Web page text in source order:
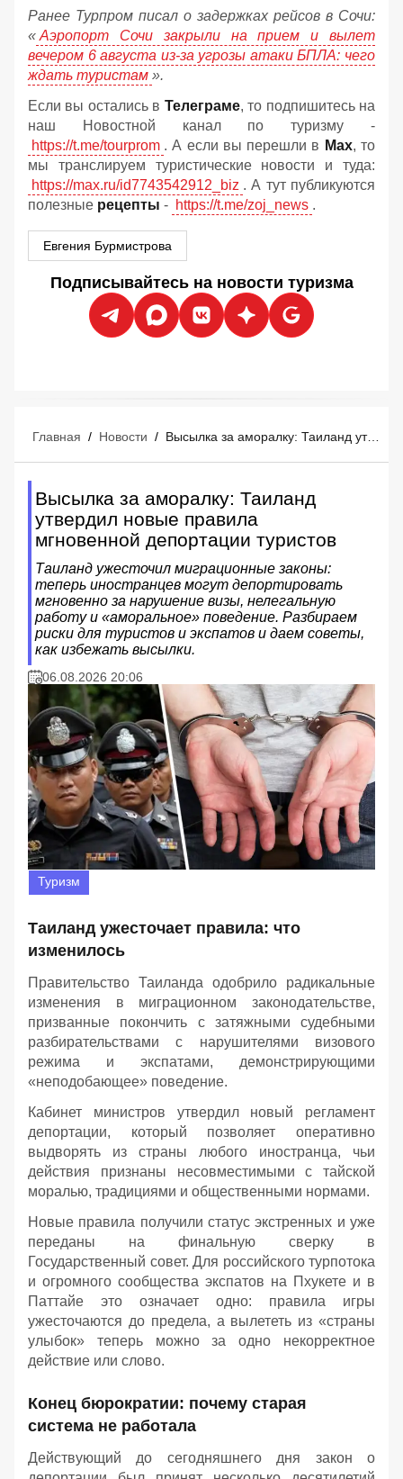
Ранее Турпром писал о задержках рейсов в Сочи:
« Аэропорт Сочи закрыли на прием и вылет
вечером 6 августа из-за угрозы атаки БПЛА: чего
ждать туристам ».
Если вы остались в Телеграме, то подпишитесь на
наш Новостной канал по туризму -
https://t.me/tourprom . А если вы перешли в Мах, то
мы транслируем туристические новости и туда:
https://max.ru/id7743542912_biz . А тут публикуются
полезные рецепты - https://t.me/zoj_news .
Евгения Бурмистрова
Подписывайтесь на новости туризма
Главная / Новости / Высылка за аморалку: Таиланд утвердил новые правила мгновенной депортации туристов
Высылка за аморалку: Таиланд
утвердил новые правила
мгновенной депортации туристов
Таиланд ужесточил миграционные законы:
теперь иностранцев могут депортировать
мгновенно за нарушение визы, нелегальную
работу и «аморальное» поведение. Разбираем
риски для туристов и экспатов и даем советы,
как избежать высылки.
06.08.2026 20:06
Туризм
Таиланд ужесточает правила: что
изменилось
Правительство Таиланда одобрило радикальные
изменения в миграционном законодательстве,
призванные покончить с затяжными судебными
разбирательствами с нарушителями визового
режима и экспатами, демонстрирующими
«неподобающее» поведение.
Кабинет министров утвердил новый регламент
депортации, который позволяет оперативно
выдворять из страны любого иностранца, чьи
действия признаны несовместимыми с тайской
моралью, традициями и общественными нормами.
Новые правила получили статус экстренных и уже
переданы на финальную сверку в
Государственный совет. Для российского турпотока
и огромного сообщества экспатов на Пхукете и в
Паттайе это означает одно: правила игры
ужесточаются до предела, а вылететь из «страны
улыбок» теперь можно за одно некорректное
действие или слово.
Конец бюрократии: почему старая
система не работала
Действующий до сегодняшнего дня закон о